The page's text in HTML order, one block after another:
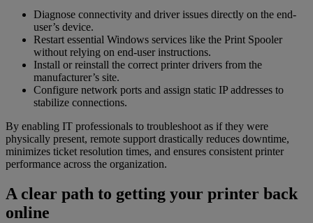
Diagnose connectivity and driver issues directly on the end-
user’s device.
Restart essential Windows services like the Print Spooler
without relying on end-user instructions.
Install or reinstall the correct printer drivers from the
manufacturer’s site.
Configure network ports and assign static IP addresses to
stabilize connections.
By enabling IT professionals to troubleshoot as if they were
physically present, remote support drastically reduces downtime,
minimizes ticket resolution times, and ensures consistent printer
performance across the organization.
A clear path to getting your printer back
online